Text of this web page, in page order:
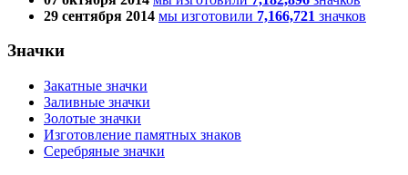
29 сентября 2014 мы изготовили 7,166,721 значков
Значки
Закатные значки
Заливные значки
Золотые значки
Изготовление памятных знаков
Серебряные значки